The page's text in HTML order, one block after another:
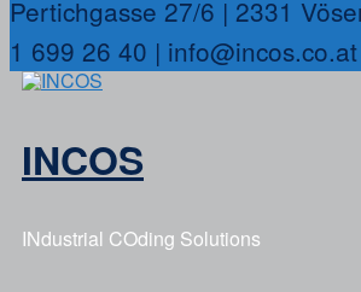
Pertichgasse 27/6 | 2331
1 699 26 40 | info@incos.co.at
INCOS
INdustrial COding Solutions